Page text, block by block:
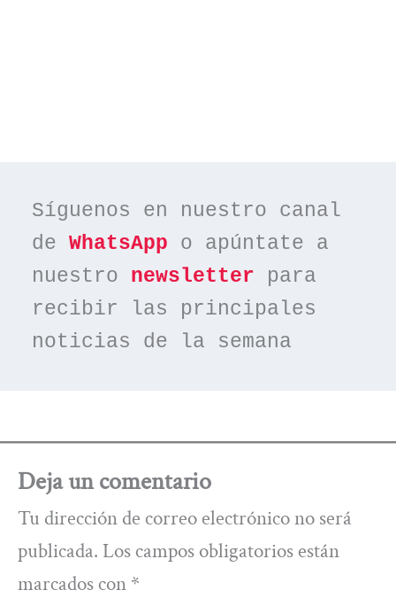
Síguenos en nuestro canal
de WhatsApp o apúntate a
nuestro newsletter para
recibir las principales
noticias de la semana
Deja un comentario
Tu dirección de correo electrónico no será
publicada. Los campos obligatorios están
marcados con *